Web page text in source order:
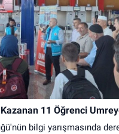
Kazanan 11 Öğrenci
bilgi yarışmasında